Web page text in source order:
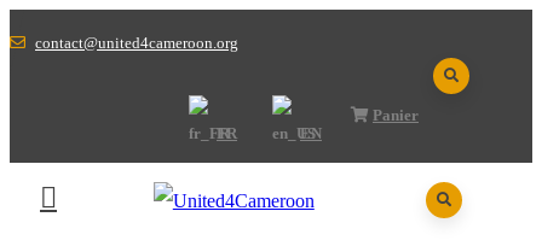
contact@united4cameroon.org
FR EN
Panier